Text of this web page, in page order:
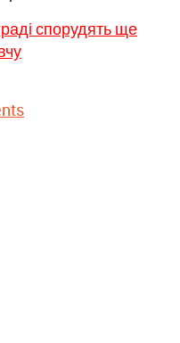
спорудять ще